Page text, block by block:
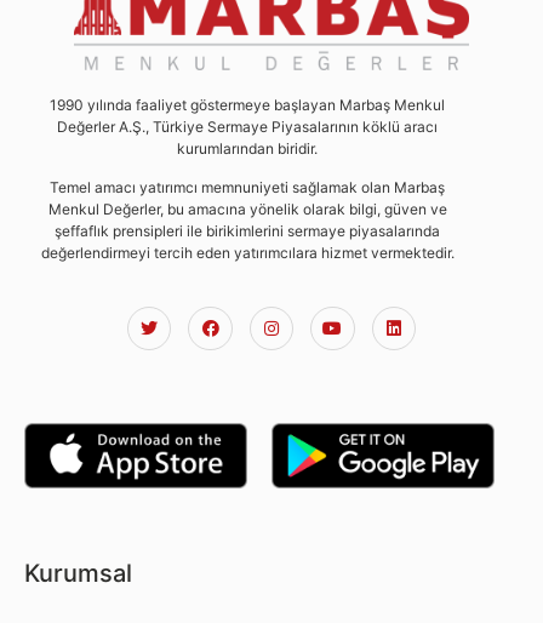
1990 yılında faaliyet göstermeye başlayan Marbaş Menkul
Değerler A.Ş., Türkiye Sermaye Piyasalarının köklü aracı
kurumlarından biridir.
Temel amacı yatırımcı memnuniyeti sağlamak olan Marbaş
Menkul Değerler, bu amacına yönelik olarak bilgi, güven ve
şeffaflık prensipleri ile birikimlerini sermaye piyasalarında
değerlendirmeyi tercih eden yatırımcılara hizmet vermektedir.
Kurumsal